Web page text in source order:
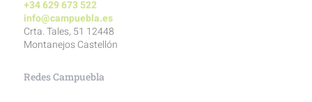
+34 629 673 522
info@campuebla.es
Crta. Tales, 51 12448
Montanejos Castellón
Redes Campuebla